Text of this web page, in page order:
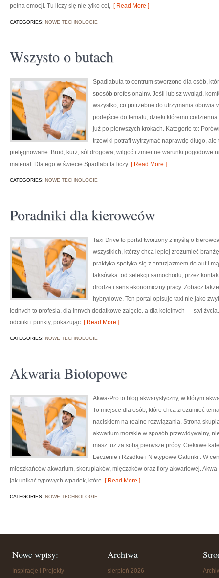
pełna emocji. Tu liczy się nie tylko cel, [ Read More ]
CATEGORIES: NOWE TECHNOLOGIE
Wszysto o butach
Spadlabuta to centrum stworzone dla osób,
sposób profesjonalny. Jeśli lubisz wygląd,
wszystko, co potrzebne do utrzymania obuwia
podejście do tematu, dzięki któremu
już po pierwszych krokach. Kategorie to:
trzewiki potrafi wytrzymać naprawdę długo,
pielęgnowane. Brud, kurz, sól drogowa, wilgoć i zmienne warunki pogodowe
materiał. Dlatego w świecie Spadlabuta liczy [ Read More ]
CATEGORIES: NOWE TECHNOLOGIE
Poradniki dla kierowców
Taxi Drive to portal tworzony z myślą o
wszystkich, którzy chcą lepiej zrozumieć
praktyka spotyka się z entuzjazmem do aut i
taksówka: od selekcji samochodu, przez
drodze i sens ekonomiczny pracy. Zobacz
hybrydowe. Ten portal opisuje taxi nie jako
jednych to profesja, dla innych dodatkowe zajęcie, a dla kolejnych — styl
odcinki i punkty, pokazując [ Read More ]
CATEGORIES: NOWE TECHNOLOGIE
Akwaria Biotopowe
Akwa-Pro to blog akwarystyczny, w którym
To miejsce dla osób, które chcą zrozumieć
naciskiem na realne rozwiązania. Strona
akwarium morskie w sposób przewidywalny,
masz już za sobą pierwsze próby. Ciekawe
Leczenie i Rzadkie i Nietypowe Gatunki . W
mieszkańców akwarium, skorupiaków, mięczaków oraz flory akwariowej.
jak unikać typowych wpadek, które [ Read More ]
CATEGORIES: NOWE TECHNOLOGIE
Nowe wpisy:
Inspiracje i Projekty
Archiwa
sierpień 2026